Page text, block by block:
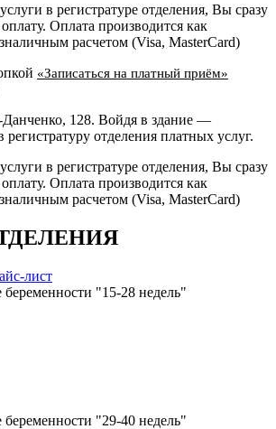
в регистратуре отделения, Вы сразу
Оплата производится как
расчетом (Visa, MasterCard)
«Записаться на платный приём»
128. Войдя в здание —
регистратуру отделения платных услуг.
в регистратуре отделения, Вы сразу
Оплата производится как
расчетом (Visa, MasterCard)
лист
"15-28 недель"
"29-40 недель"